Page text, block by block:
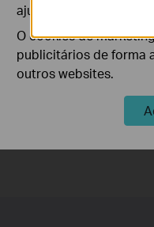
problemas para a
útil?
ajuda-nos a melhorar o
ajustar a
O cookies de
publicitários de forma
outros websites.